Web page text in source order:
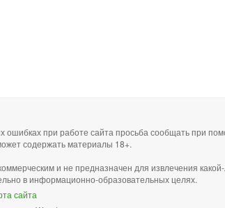
ошибках при работе сайта просьба сообщать при
содержать материалы 18+.
и не предназначен для извлечения
в информационно-образовательных целях.
сайта